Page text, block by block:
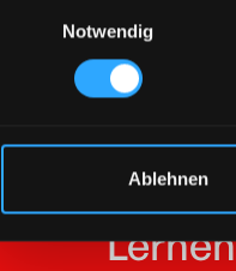
Notwendig
Ablehnen